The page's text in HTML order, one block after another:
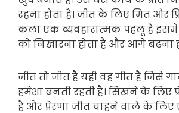
रहना होता है। जीत के लिए मित और
कला एक व्यवहारात्मक पहलू है
को निखारना होता है और आगे बढ़ना
जीत तो जीत है यही वह गीत है जिसे
हमेशा बनती रहती है। सिखने के लिए
है और प्रेरणा जीत चाहने वाले के लिए